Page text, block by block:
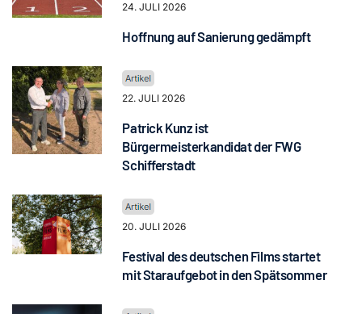
24. JULI 2026
Hoffnung auf Sanierung gedämpft
22. JULI 2026
Patrick Kunz ist
Bürgermeisterkandidat der FWG
Schifferstadt
20. JULI 2026
Festival des deutschen Films startet
mit Staraufgebot in den Spätsommer